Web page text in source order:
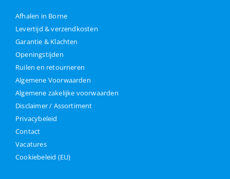
Afhalen in Borne
Levertijd & verzendkosten
Garantie & Klachten
Openingstijden
Ruilen en retourneren
Algemene Voorwaarden
Algemene zakelijke voorwaarden
Disclaimer / Assortiment
Privacybeleid
Contact
Vacatures
Cookiebeleid (EU)